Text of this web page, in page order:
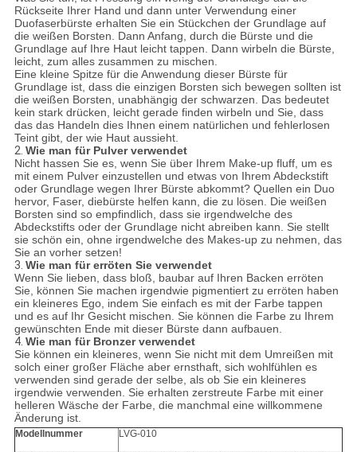
Rückseite Ihrer Hand und dann unter Verwendung einer
Duofaserbürste erhalten Sie ein Stückchen der Grundlage auf
die weißen Borsten. Dann Anfang, durch die Bürste und die
Grundlage auf Ihre Haut leicht tappen. Dann wirbeln die Bürste,
leicht, zum alles zusammen zu mischen.
Eine kleine Spitze für die Anwendung dieser Bürste für
Grundlage ist, dass die einzigen Borsten sich bewegen sollten ist
die weißen Borsten, unabhängig der schwarzen. Das bedeutet
kein stark drücken, leicht gerade finden wirbeln und Sie, dass
das das Handeln dies Ihnen einem natürlichen und fehlerlosen
Teint gibt, der wie Haut aussieht.
2. Wie man für Pulver verwendet
Nicht hassen Sie es, wenn Sie über Ihrem Make-up fluff, um es
mit einem Pulver einzustellen und etwas von Ihrem Abdeckstift
oder Grundlage wegen Ihrer Bürste abkommt? Quellen ein Duo
hervor, Faser, diebürste helfen kann, die zu lösen. Die weißen
Borsten sind so empfindlich, dass sie irgendwelche des
Abdeckstifts oder der Grundlage nicht abreiben kann. Sie stellt
sie schön ein, ohne irgendwelche des Makes-up zu nehmen, das
Sie an vorher setzen!
3. Wie man für erröten Sie verwendet
Wenn Sie lieben, dass bloß, baubar auf Ihren Backen erröten
Sie, können Sie machen irgendwie pigmentiert zu erröten haben
ein kleineres Ego, indem Sie einfach es mit der Farbe tappen
und es auf Ihr Gesicht mischen. Sie können die Farbe zu Ihrem
gewünschten Ende mit dieser Bürste dann aufbauen.
4. Wie man für Bronzer verwendet
Sie können ein kleineres, wenn Sie nicht mit dem Umreißen mit
solch einer großer Fläche aber ernsthaft, sich wohlfühlen es
verwenden sind gerade der selbe, als ob Sie ein kleineres
irgendwie verwenden. Sie erhalten zerstreute Farbe mit einer
helleren Wäsche der Farbe, die manchmal eine willkommene
Änderung ist.
Modellnummer LVG-010